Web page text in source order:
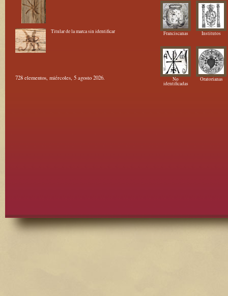
Titular de la marca sin identificar
728 elementos, miércoles, 5 agosto 2026.
Franciscanas Institutos
No
identificadas
Oratorianas